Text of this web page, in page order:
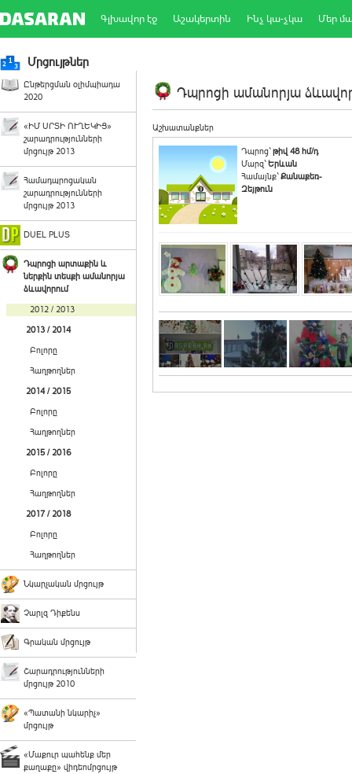
Գլխավոր էջ Աշակերտին Ինչ կա-չկա Մեր
Մրցույթներ
Ընթերցման օլիմպիադա
2020
«ԻՄ ՍՐՏԻ ՈՒՂԵԿԻՑ»
շարադրությունների
մրցույթ 2013
Համադպրոցական
շարադրությունների
մրցույթ 2013
DUEL PLUS
Դպրոցի արտաքին և
ներքին տեսքի ամանորյա
ձևավորում
2012 / 2013
2013 / 2014
Բոլորը
Հաղթողներ
2014 / 2015
Բոլորը
Հաղթողներ
2015 / 2016
Բոլորը
Հաղթողներ
2017 / 2018
Բոլորը
Հաղթողներ
Նկարչական մրցույթ
Չարլզ Դիքենս
Գրական մրցույթ
Շարադրությունների
մրցույթ 2010
«Պատանի նկարիչ»
մրցույթ
«Մաքուր պահենք մեր
քաղաքը» վիդեոմրցույթ
Դպրոցի ամանորյա
Աշխատանքներ
Դպրոց`թիվ 48 հմ/դ
Մարզ`Երևան
Համայնք`Քանաքեռ-
Զեյթուն